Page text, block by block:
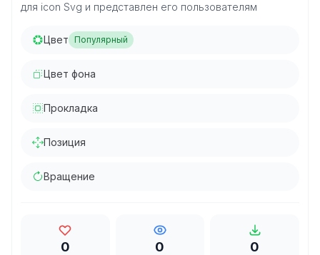
для icon Svg и представлен его пользователям
Цвет Популярный
Цвет фона
Прокладка
Позиция
Вращение
0 0 0